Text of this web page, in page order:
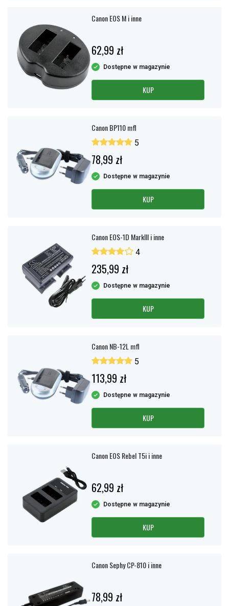
Canon EOS M i inne
62,99 zł
Dostępne w magazynie
KUP
Canon BP110 mfl
5
78,99 zł
Dostępne w magazynie
KUP
Canon EOS-1D MarkIII i inne
4
235,99 zł
Dostępne w magazynie
KUP
Canon NB-12L mfl
5
113,99 zł
Dostępne w magazynie
KUP
Canon EOS Rebel T5i i inne
62,99 zł
Dostępne w magazynie
KUP
Canon Sephy CP-810 i inne
78,99 zł